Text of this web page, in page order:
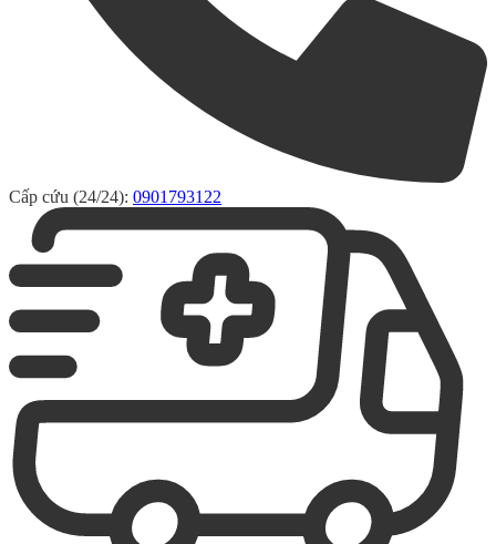
Cấp cứu (24/24): 0901793122